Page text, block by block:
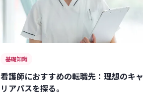
基礎知識
看護師におすすめの転職先：理想のキャ
リアパスを探る。